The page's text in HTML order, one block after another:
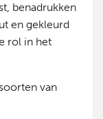
benadrukken
en gekleurd
rol in het
van